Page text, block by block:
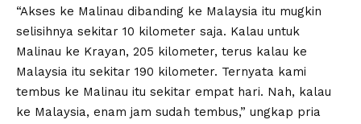
“Akses ke Malinau dibanding ke Malaysia itu mugkin
selisihnya sekitar 10 kilometer saja. Kalau untuk
Malinau ke Krayan, 205 kilometer, terus kalau ke
Malaysia itu sekitar 190 kilometer. Ternyata kami
tembus ke Malinau itu sekitar empat hari. Nah, kalau
ke Malaysia, enam jam sudah tembus,” ungkap pria